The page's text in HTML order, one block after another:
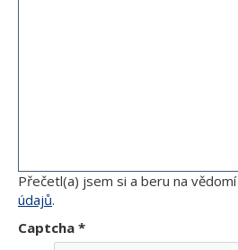
Přečetl(a) jsem si a beru na vědomí
údajů.
Captcha *